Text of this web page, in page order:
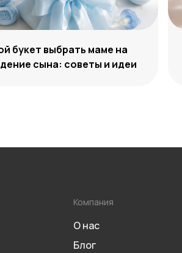
букет выбрать маме на
сына: советы и идеи
Компания
О нас
Блог